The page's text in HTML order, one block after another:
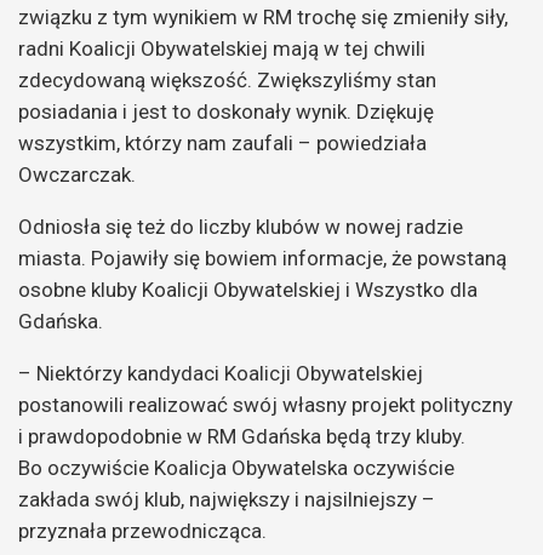
związku z tym wynikiem w RM trochę się zmieniły siły,
radni Koalicji Obywatelskiej mają w tej chwili
zdecydowaną większość. Zwiększyliśmy stan
posiadania i jest to doskonały wynik. Dziękuję
wszystkim, którzy nam zaufali – powiedziała
Owczarczak.
Odniosła się też do liczby klubów w nowej radzie
miasta. Pojawiły się bowiem informacje, że powstaną
osobne kluby Koalicji Obywatelskiej i Wszystko dla
Gdańska.
– Niektórzy kandydaci Koalicji Obywatelskiej
postanowili realizować swój własny projekt polityczny
i prawdopodobnie w RM Gdańska będą trzy kluby.
Bo oczywiście Koalicja Obywatelska oczywiście
zakłada swój klub, największy i najsilniejszy –
przyznała przewodnicząca.